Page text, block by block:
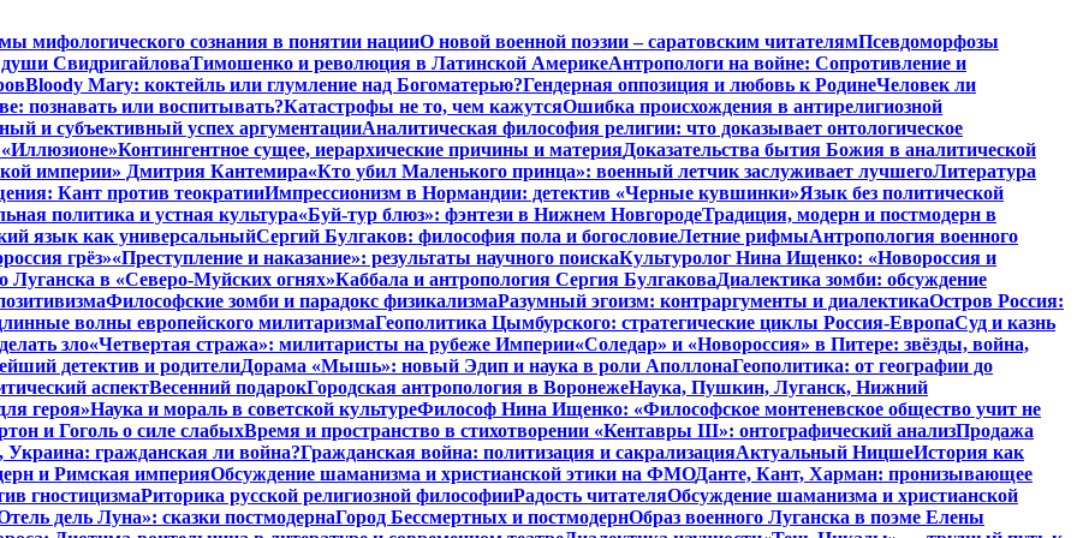
мифологического сознания в понятии нацииО новой военной поэзии – саратовским читателямПсевдоморфозы
СвидригайловаТимошенко и революция в Латинской АмерикеАнтропологи на войне: Сопротивление и
Bloody Mary: коктейль или глумление над Богоматерью?Гендерная оппозиция и любовь к РодинеЧеловек ли
познавать или воспитывать?Катастрофы не то, чем кажутсяОшибка происхождения в антирелигиозной
и субъективный успех аргументацииАналитическая философия религии: что доказывает онтологическое
Контингентное сущее, иерархические причины и материяДоказательства бытия Божия в аналитической
империи» Дмитрия Кантемира«Кто убил Маленького принца»: военный летчик заслуживает лучшегоЛитература
Кант против теократииИмпрессионизм в Нормандии: детектив «Черные кувшинки»Язык без политической
политика и устная культура«Буй-тур блюз»: фэнтези в Нижнем НовгородеТрадиция, модерн и постмодерн в
язык как универсальныйСергий Булгаков: философия пола и богословиеЛетние рифмыАнтропология военного
грёз»«Преступление и наказание»: результаты научного поискаКультуролог Нина Ищенко: «Новороссия и
Луганска в «Северо-Муйских огнях»Каббала и антропология Сергия БулгаковаДиалектика зомби: обсуждение
Философские зомби и парадокс физикализмаРазумный эгоизм: контраргументы и диалектикаОстров Россия:
волны европейского милитаризмаГеополитика Цымбурского: стратегические циклы Россия-ЕвропаСуд и казнь
зло«Четвертая стража»: милитаристы на рубеже Империи«Соледар» и «Новороссия» в Питере: звёзды, война,
детектив и родителиДорама «Мышь»: новый Эдип и наука в роли АполлонаГеополитика: от географии до
аспектВесенний подарокГородская антропология в ВоронежеНаука, Пушкин, Луганск, Нижний
героя»Наука и мораль в советской культуреФилософ Нина Ищенко: «Философское монтеневское общество учит не
и Гоголь о силе слабыхВремя и пространство в стихотворении «Кентавры III»: онтографический анализПродажа
Украина: гражданская ли война?Гражданская война: политизация и сакрализацияАктуальный НицшеИстория как
и Римская империяОбсуждение шаманизма и христианской этики на ФМОДанте, Кант, Харман: пронизывающее
гностицизмаРиторика русской религиозной философииРадость читателяОбсуждение шаманизма и христианской
дель Луна»: сказки постмодернаГород Бессмертных и постмодернОбраз военного Луганска в поэме Елены